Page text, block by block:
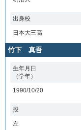
出身校
日本大三高
竹下 真吾
生年月日
（学年）
1990/10/20
投
左